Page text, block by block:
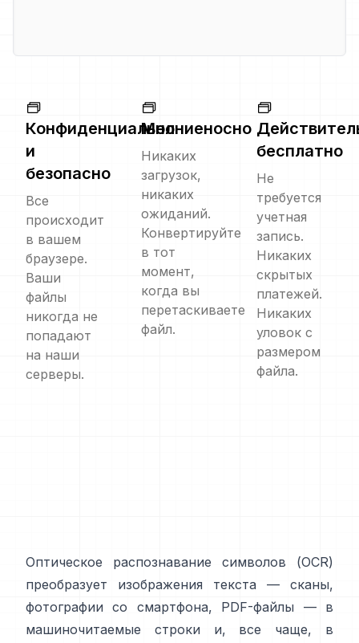
Конфиденциально
и
безопасно
Все
происходит
в вашем
браузере.
Ваши
файлы
никогда не
попадают
на наши
серверы.
Молниеносно
Никаких
загрузок,
никаких
ожиданий.
Конвертируйте
в тот
момент,
когда вы
перетаскиваете
файл.
бесплатно
Не
требуется
учетная
запись.
Никаких
скрытых
платежей.
Никаких
уловок с
размером
файла.
Оптическое распознавание символов (OCR)
преобразует изображения текста — сканы,
фотографии со смартфона, PDF-файлы — в
машиночитаемые строки и, все чаще, в